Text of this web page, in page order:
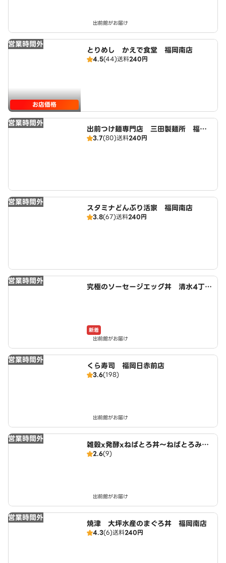
出前館がお届け
営業時間外
お店価格
とりめし かえで食堂 福岡南店
4.5(44)送料240円
営業時間外
出前つけ麺専門店 三田製麺所 福岡
南店
3.7(80)送料240円
営業時間外
スタミナどんぶり活家 福岡南店
3.8(67)送料240円
営業時間外
究極のソーセージエッグ丼 清水4丁目
新着
出前館がお届け
営業時間外
くら寿司 福岡日赤前店
3.6(198)
出前館がお届け
営業時間外
雑穀x発酵xねばとろ丼～ねばとろみの
り～ 福岡白金店
2.6(9)
出前館がお届け
営業時間外
焼津 大坪水産のまぐろ丼 福岡南店
4.3(6)送料240円